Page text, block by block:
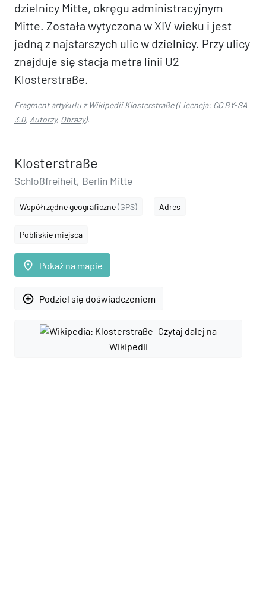
dzielnicy Mitte, okręgu administracyjnym
Mitte. Została wytyczona w XIV wieku i jest
jedną z najstarszych ulic w dzielnicy. Przy ulicy
znajduje się stacja metra linii U2
Klosterstraße.
Fragment artykułu z WikipediiKlosterstraße(Licencja: CC BY-SA
3.0, Autorzy, Obrazy).
Klosterstraße
Schloßfreiheit, Berlin Mitte
Współrzędne geograficzne(GPS) Adres
Pobliskie miejsca
place Pokaż na mapie
add_circle_outline Podziel się doświadczeniem
Czytaj dalej na
Wikipedii